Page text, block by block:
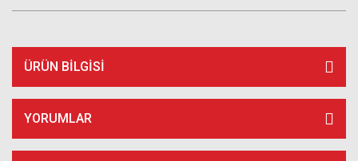
ÜRÜN BILGISI
YORUMLAR